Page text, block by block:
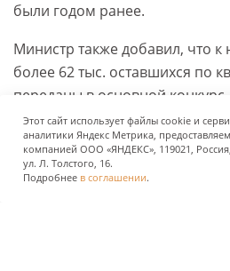
были годом ранее.
Министр также добавил, что
более 62 тыс. оставшихся по
переданы в основной конкурс.
ПОДЕЛИТЬСЯ
Этот сайт использует файлы cookie и
аналитики Яндекс Метрика,
компанией ООО «ЯНДЕКС», 119021,
ул. Л. Толстого, 16.
Подробнее в соглашении.